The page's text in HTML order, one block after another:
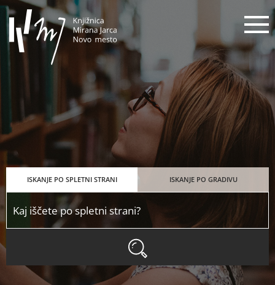
Knjižnica Mirana Jarca Novo
ISKANJE PO SPLETNI STRANI ISKANJE PO GRADIVU
ISKANJE